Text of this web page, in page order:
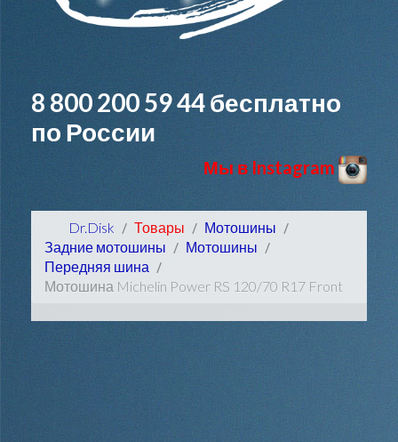
8 800 200 59 44бесплатно
по России
Мы в Instagram
Dr.Disk Товары
Мотошины
Задние мотошины
Мотошины
Передняя шина
Мотошина Michelin Power RS 120/70 R17 Front